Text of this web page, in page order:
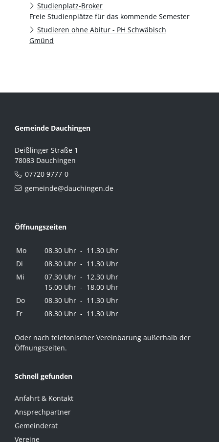
Studienplatz-Broker
Freie Studienplätze für das kommende Semester
Studieren ohne Abitur - PH Schwäbisch
Gmünd
Gemeinde Dauchingen
Deißlinger Straße 1
78083 Dauchingen
07720 9777-0
gemeinde@dauchingen.de
Öffnungszeiten
Mo
08.30 Uhr - 11.30 Uhr
Di
08.30 Uhr - 11.30 Uhr
Mi
07.30 Uhr - 12.30 Uhr
15.00 Uhr - 18.00 Uhr
Do
08.30 Uhr - 11.30 Uhr
Fr
08.30 Uhr - 11.30 Uhr
Oder nach telefonischer Vereinbarung außerhalb der
Öffnungszeiten.
Schnell gefunden
Anfahrt & Kontakt
Ansprechpartner
Gemeinderat
Vereine